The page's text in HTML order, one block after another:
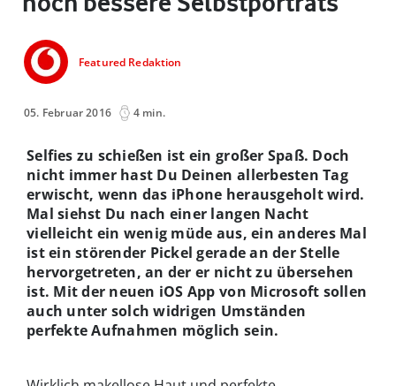
Featured Redaktion
05. Februar 2016 4 min.
Selfies zu schießen ist ein großer Spaß. Doch
nicht immer hast Du Deinen allerbesten Tag
erwischt, wenn das iPhone herausgeholt wird.
Mal siehst Du nach einer langen Nacht
vielleicht ein wenig müde aus, ein anderes Mal
ist ein störender Pickel gerade an der Stelle
hervorgetreten, an der er nicht zu übersehen
ist. Mit der neuen iOS App von Microsoft sollen
auch unter solch widrigen Umständen
perfekte Aufnahmen möglich sein.